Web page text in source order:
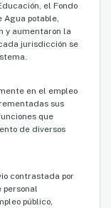
el Fondo
Agua potable,
y aumentaron la
jurisdicción se
en el empleo
sus
que
de diversos
contrastada por
personal
público,